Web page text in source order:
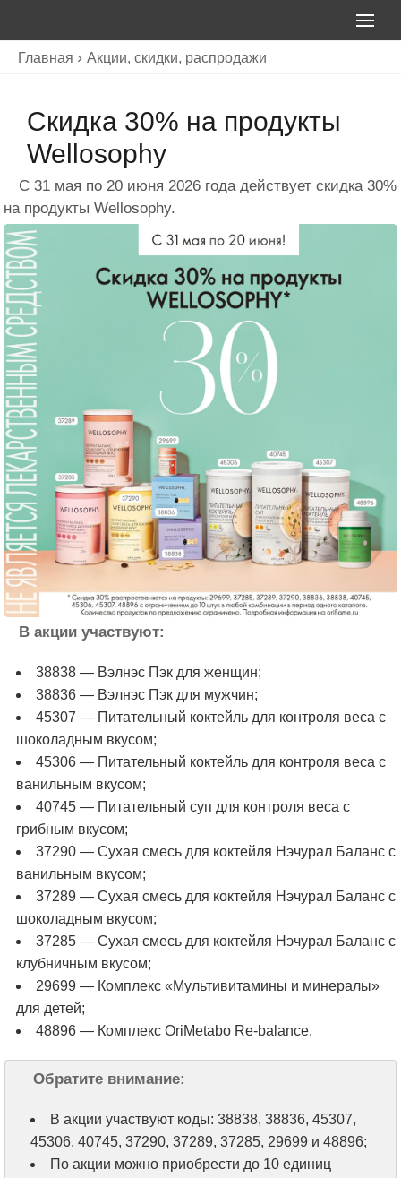
Главная Акции, скидки, распродажи
Скидка 30% на продукты
Wellosophy
С 31 мая по 20 июня 2026 года действует скидка 30%
на продукты Wellosophy.
В акции участвуют:
38838 — Вэлнэс Пэк для женщин;
38836 — Вэлнэс Пэк для мужчин;
45307 — Питательный коктейль для контроля веса с
шоколадным вкусом;
45306 — Питательный коктейль для контроля веса с
ванильным вкусом;
40745 — Питательный суп для контроля веса с
грибным вкусом;
37290 — Сухая смесь для коктейля Нэчурал Баланс с
ванильным вкусом;
37289 — Сухая смесь для коктейля Нэчурал Баланс с
шоколадным вкусом;
37285 — Сухая смесь для коктейля Нэчурал Баланс с
клубничным вкусом;
29699 — Комплекс «Мультивитамины и минералы»
для детей;
48896 — Комплекс OriMetabo Re-balance.
Обратите внимание:
В акции участвуют коды: 38838, 38836, 45307,
45306, 40745, 37290, 37289, 37285, 29699 и 48896;
По акции можно приобрести до 10 единиц